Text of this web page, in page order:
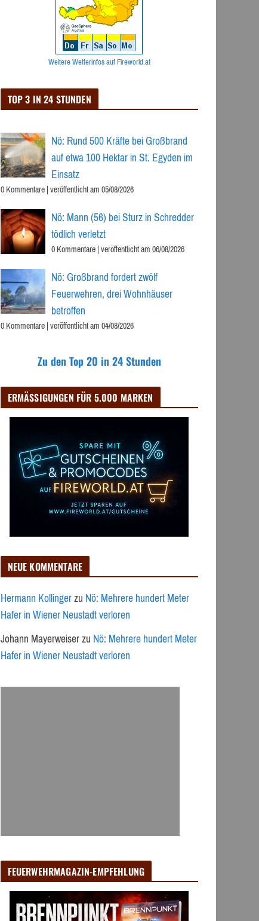
Weitere Wetterinfos auf Fireworld.at
TOP 3 IN 24 STUNDEN
Nö: Rund 500 Kräfte bei Großbrand
auf etwa 100 Hektar in St. Egyden im
Einsatz
0 Kommentare|veröffentlicht am 05/08/2026
Nö: Mann (56) bei Sturz in Schredder
tödlich verletzt
0 Kommentare|veröffentlicht am 06/08/2026
Nö: Großbrand fordert zwölf
Feuerwehren, drei Wohnhäuser
betroffen
0 Kommentare|veröffentlicht am 04/08/2026
Zu den Top 20 in 24 Stunden
ERMÄSSIGUNGEN FÜR 5.000 MARKEN
NEUE KOMMENTARE
Hermann KollingerzuNö: Mehrere hundert Meter
Hafer in Wiener Neustadt verloren
Johann MayerweiserzuNö: Mehrere hundert Meter
Hafer in Wiener Neustadt verloren
FEUERWEHRMAGAZIN-EMPFEHLUNG